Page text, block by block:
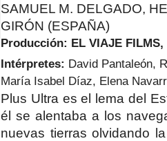
SAMUEL M. DELGADO,
GIRÓN (ESPAÑA)
Producción: EL VIAJE FILMS,
Intérpretes: David Pantaleón,
María Isabel Díaz, Elena
Plus Ultra es el lema del
él se alentaba a los
nuevas tierras olvidando